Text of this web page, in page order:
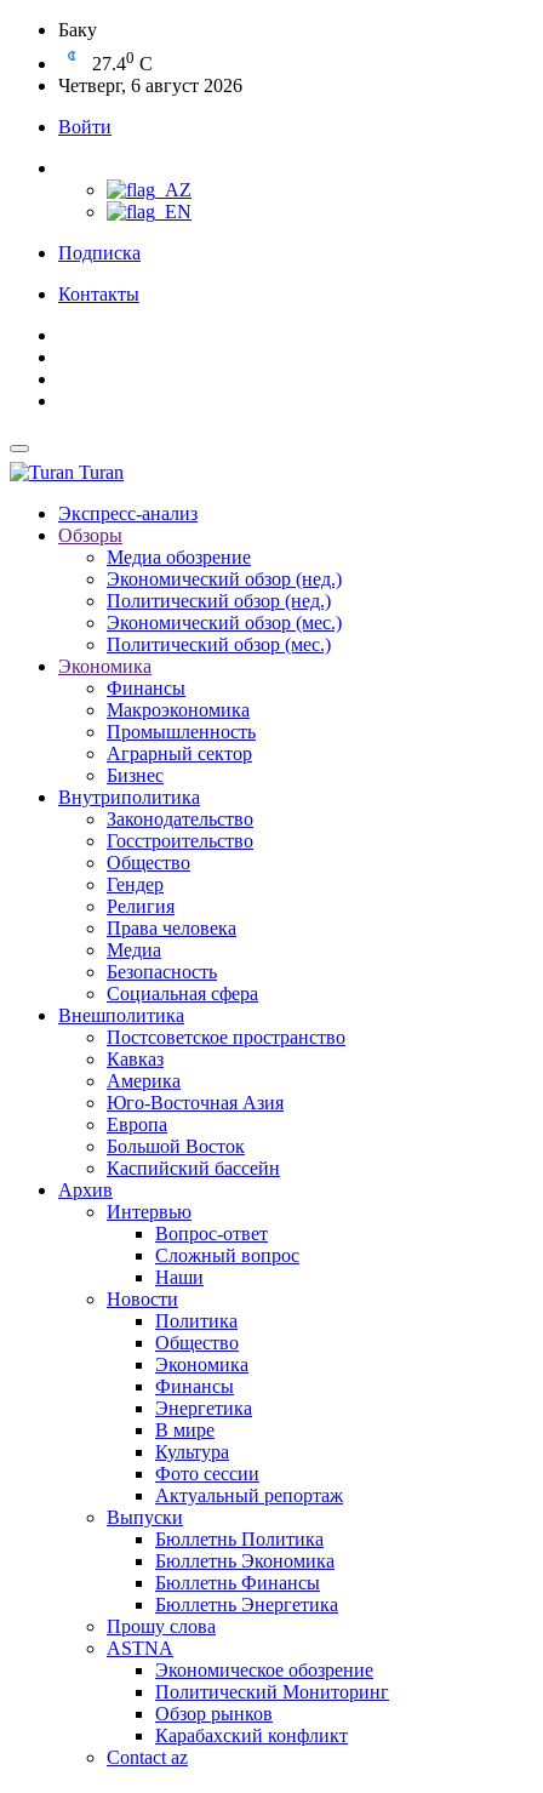
Баку
27.40 C
Четверг, 6 август 2026
Войти
Подписка
Контакты
Turan
Экспресс-анализ
Обзоры
Медиа обозрение
Экономический обзор (нед.)
Политический обзор (нед.)
Экономический обзор (мес.)
Политический обзор (мес.)
Экономика
Финансы
Макроэкономика
Промышленность
Аграрный сектор
Бизнес
Внутриполитика
Законодательство
Госстроительство
Общество
Гендер
Религия
Права человека
Медиа
Безопасность
Социальная сфера
Внешполитика
Постсоветское пространство
Кавказ
Америка
Юго-Восточная Азия
Европа
Большой Восток
Каспийский бассейн
Архив
Интервью
Вопрос-ответ
Сложный вопрос
Наши
Новости
Политика
Общество
Экономика
Финансы
Энергетика
В мире
Культура
Фото сессии
Актуальный репортаж
Выпуски
Бюллетнь Политика
Бюллетнь Экономика
Бюллетнь Финансы
Бюллетнь Энергетика
Прошу слова
ASTNA
Экономическое обозрение
Политический Мониторинг
Обзор рынков
Карабахский конфликт
Contact az